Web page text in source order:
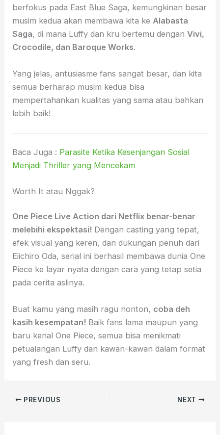
berfokus pada East Blue Saga, kemungkinan besar
musim kedua akan membawa kita keAlabasta
Saga, di mana Luffy dan kru bertemu denganVivi,
Crocodile, dan Baroque Works.
Yang jelas, antusiasme fans sangat besar, dan kita
semua berharap musim kedua bisa
mempertahankan kualitas yang sama atau bahkan
lebih baik!
Baca Juga : Parasite Ketika Kesenjangan Sosial
Menjadi Thriller yang Mencekam
Worth It atau Nggak?
One Piece Live Action dari Netflix benar-benar
melebihi ekspektasi! Dengan casting yang tepat,
efek visual yang keren, dan dukungan penuh dari
Eiichiro Oda, serial ini berhasil membawa dunia One
Piece ke layar nyata dengan cara yang tetap setia
pada cerita aslinya.
Buat kamu yang masih ragu nonton, coba deh
kasih kesempatan! Baik fans lama maupun yang
baru kenal One Piece, semua bisa menikmati
petualangan Luffy dan kawan-kawan dalam format
yang fresh dan seru.
PREVIOUS NEXT